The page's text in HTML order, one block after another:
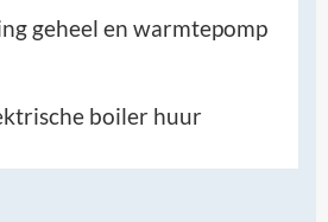
geheel en warmtepomp
boiler huur